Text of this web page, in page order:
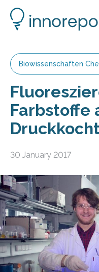
Biowissenschaften
Farbstoffe
30 January 2017